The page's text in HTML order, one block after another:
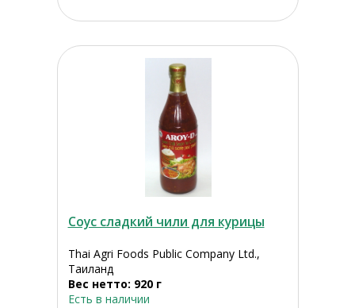
Соус сладкий чили для курицы
Thai Agri Foods Public Company Ltd.,
Таиланд
Вес нетто: 920 г
Есть в наличии